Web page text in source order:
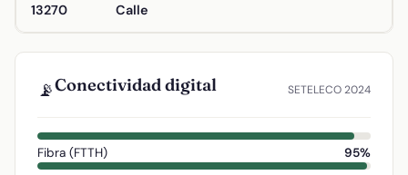
13270 Calle
📡Conectividad digital SETELECO 2024
Fibra (FTTH)
95%